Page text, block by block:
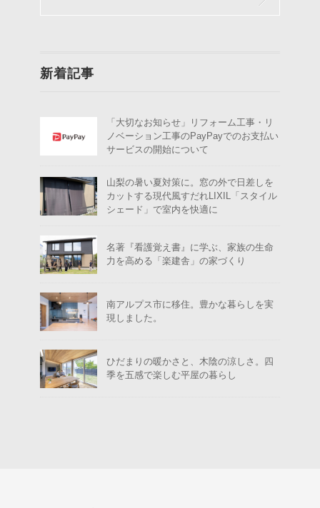
新着記事
「大切なお知らせ」リフォーム工事・リ
ノベーション工事のPayPayでのお支払い
サービスの開始について
山梨の暑い夏対策に。窓の外で日差しを
カットする現代風すだれLIXIL「スタイル
シェード」で室内を快適に
名著『看護覚え書』に学ぶ、家族の生命
力を高める「楽建舎」の家づくり
南アルプス市に移住。豊かな暮らしを実
現しました。
ひだまりの暖かさと、木陰の涼しさ。四
季を五感で楽しむ平屋の暮らし